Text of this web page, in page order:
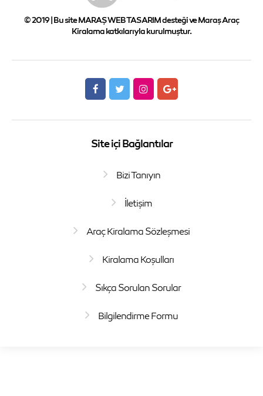
© 2019 | Bu site MARAŞ WEB TASARIM desteği ve Maraş Araç
Kiralama katkılarıyla kurulmuştur.
Site içi Bağlantılar
Bizi Tanıyın
İletişim
Araç Kiralama Sözleşmesi
Kiralama Koşulları
Sıkça Sorulan Sorular
Bilgilendirme Formu